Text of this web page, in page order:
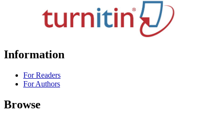
Information
For Readers
For Authors
Browse